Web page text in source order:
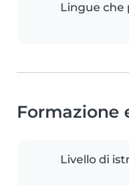
Lingue che
Formazione
Livello di